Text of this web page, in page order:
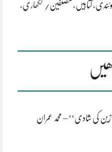
،کتابیں ، مصنفین/ لکھاری،
کی شادی‘‘ – محمد عمران